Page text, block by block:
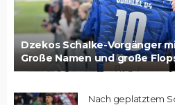
Dzekos Schalke-Vorgänger
Große Namen und große
Nach geplatztem